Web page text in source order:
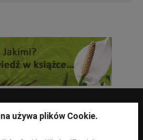
używa plików Cookie.